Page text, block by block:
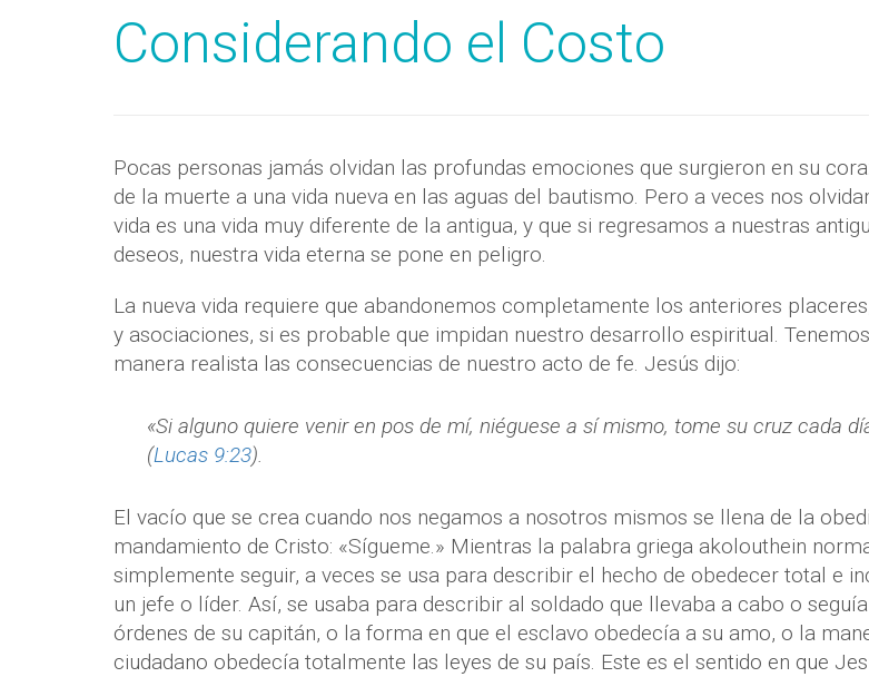
Considerando el Costo
Pocas personas jamás olvidan las profundas emociones que surgieron en su
de la muerte a una vida nueva en las aguas del bautismo. Pero a veces nos
vida es una vida muy diferente de la antigua, y que si regresamos a nuestras
deseos, nuestra vida eterna se pone en peligro.
La nueva vida requiere que abandonemos completamente los anteriores
y asociaciones, si es probable que impidan nuestro desarrollo espiritual.
manera realista las consecuencias de nuestro acto de fe. Jesús dijo:
«Si alguno quiere venir en pos de mí, niéguese a sí mismo, tome su cruz cada
(Lucas 9:23).
El vacío que se crea cuando nos negamos a nosotros mismos se llena de la
mandamiento de Cristo: «Sígueme.» Mientras la palabra griega akolouthein
simplemente seguir, a veces se usa para describir el hecho de obedecer total e
un jefe o líder. Así, se usaba para describir al soldado que llevaba a cabo o
órdenes de su capitán, o la forma en que el esclavo obedecía a su amo, o la
ciudadano obedecía totalmente las leyes de su país. Este es el sentido en que